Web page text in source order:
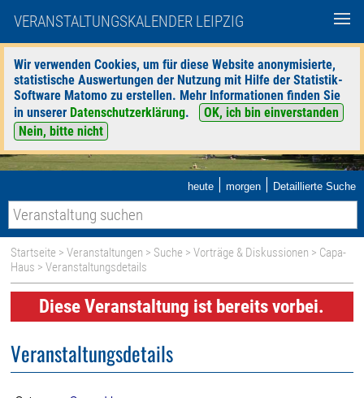
VERANSTALTUNGSKALENDER LEIPZIG
Wir verwenden Cookies, um für diese Website anonymisierte,
statistische Auswertungen der Nutzung mit Hilfe der Statistik-
Software Matomo zu erstellen. Mehr Informationen finden Sie
in unserer Datenschutzerklärung.
OK, ich bin einverstanden
Nein, bitte nicht
heute | morgen | Detaillierte Suche
Startseite >Veranstaltungen > Suche >Vorträge & Diskussionen > Capa-
Haus > Veranstaltungsdetails
Diese Veranstaltung ist bereits vorbei.
Veranstaltungsdetails